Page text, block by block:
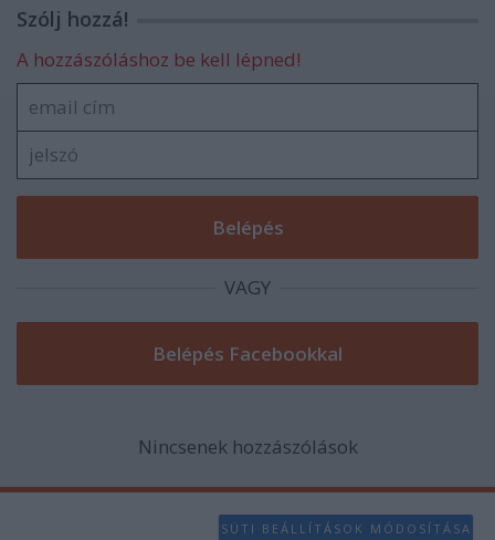
Szólj hozzá!
A hozzászóláshoz be kell lépned!
VAGY
Nincsenek hozzászólások
SÜTI BEÁLLÍTÁSOK MÓDOSÍTÁSA